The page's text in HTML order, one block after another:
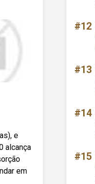
e
alcança
em
#12
#13
#14
#15